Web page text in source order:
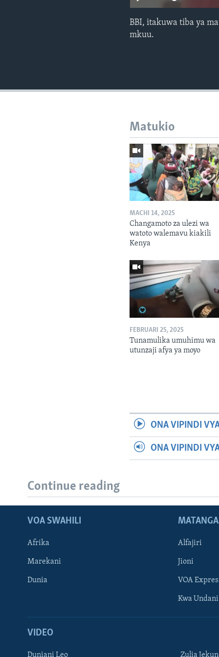
BBI, itakuwa tiba ya
mkuu.
Matukio
MACHI 14, 2025
Changamoto za ulezi wa
watoto walemavu kiakili
Kenya
FEBRUARI 25, 2025
Tunamulika umuhimu wa
utunzaji afya ya moyo
ONA VIPINDI
ONA VIPINDI
Continue reading
VOA SWAHILI
Afrika
Marekani
Dunia
Alfajiri
Jioni
VOA
Kwa Undani
VIDEO
Duniani Leo Zulia